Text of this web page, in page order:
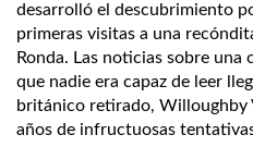
desarrolló el descubrimiento
primeras visitas a una
Ronda. Las noticias sobre
que nadie era capaz de leer
británico retirado, Willoughby
años de infructuosas